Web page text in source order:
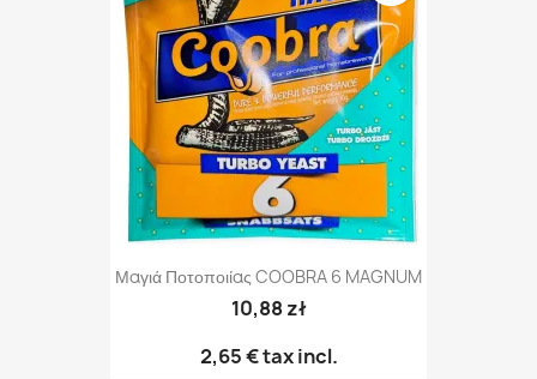
Μαγιά Ποτοποιίας COOBRA 6 MAGNUM
10,88 zł
2,65 €tax incl.